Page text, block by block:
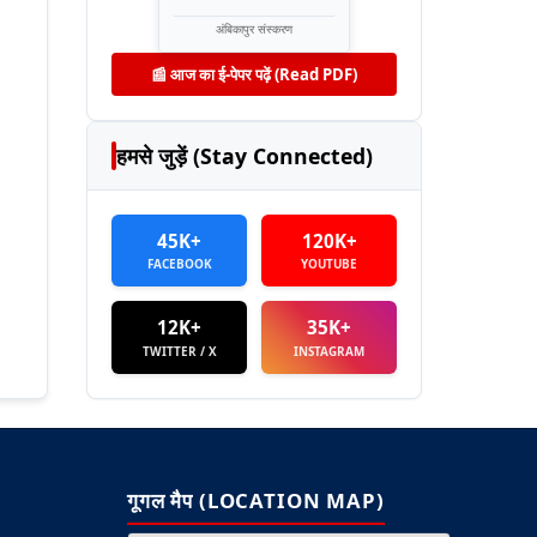
अंबिकापुर संस्करण
📰 आज का ई-पेपर पढ़ें (Read PDF)
हमसे जुड़ें (Stay Connected)
45K+
FACEBOOK
120K+
YOUTUBE
12K+
TWITTER / X
35K+
INSTAGRAM
गूगल मैप (LOCATION MAP)